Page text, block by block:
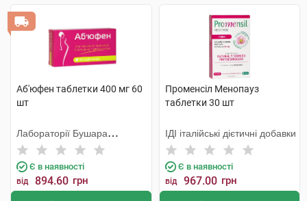
Аб'юфен таблетки 400 мг 60
шт
Лабораторії Бушара
Рекордаті
Є в наявності
від 894.60 грн
Променсіл Менопауз
таблетки 30 шт
ІДІ італійські дієтичні добавки
Є в наявності
від 967.00 грн